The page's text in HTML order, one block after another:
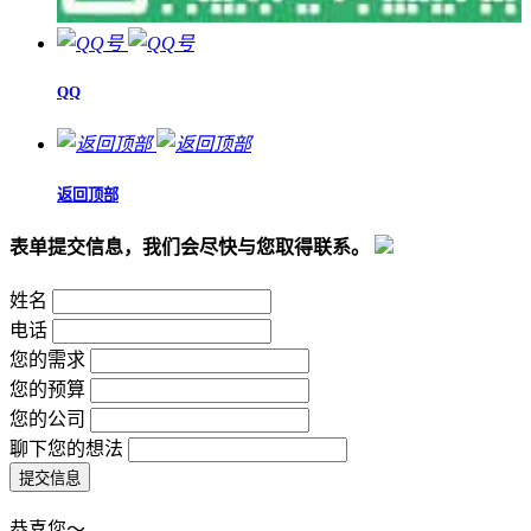
QQ
返回顶部
表单提交信息，我们会尽快与您取得联系。
姓名
电话
您的需求
您的预算
您的公司
聊下您的想法